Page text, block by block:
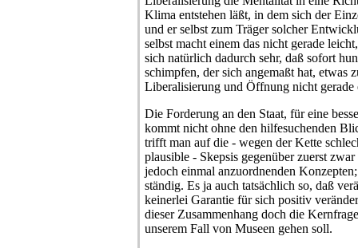
Klima entstehen läßt, in dem sich der
und er selbst zum Träger solcher
selbst macht einem das nicht gerade
sich natürlich dadurch sehr, daß sofort
schimpfen, der sich angemaßt hat, etwas
Liberalisierung und Öffnung nicht gerade
Die Forderung an den Staat, für eine
kommt nicht ohne den hilfesuchenden
trifft man auf die - wegen der Kette
plausible - Skepsis gegenüber zuerst
jedoch einmal anzuordnenden
ständig. Es ja auch tatsächlich so, daß
keinerlei Garantie für sich positiv
dieser Zusammenhang doch die
unserem Fall von Museen gehen soll.